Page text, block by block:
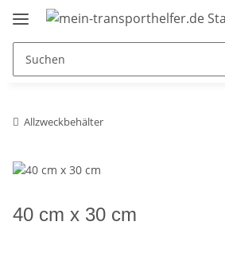
Allzweckbehälter
40 cm x 30 cm